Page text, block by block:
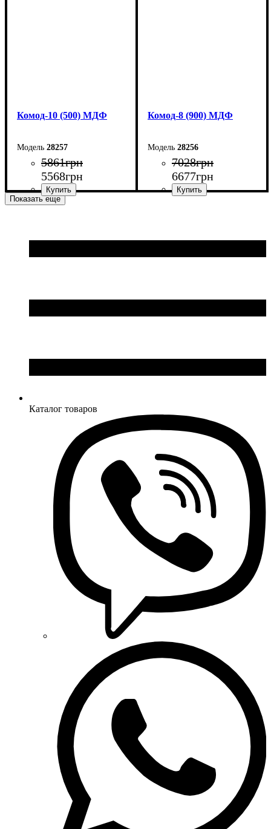
Комод-10 (500) МДФ
28257
5861грн
5568грн
Глубина: 45 см
Комод-8 (900) МДФ
28256
7028грн
6677грн
Глубина: 45 см
Показать еще
Каталог товаров